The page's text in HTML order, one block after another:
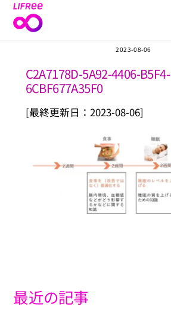
Skip
2023-08-06
C2A7178D-5A92-4406-B5F4-
6CBF677A35F0
[最終更新日：2023-08-06]
最近の記事